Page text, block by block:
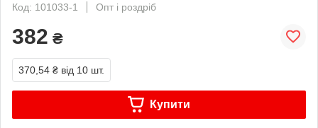
Код: 101033-1
Опт і роздріб
382 ₴
370,54 ₴ від 10 шт.
Купити